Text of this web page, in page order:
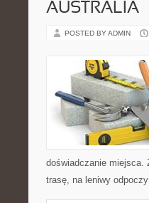
AUSTRALIA
POSTED BY ADMIN
doświadczanie miejsca.
trasę, na leniwy